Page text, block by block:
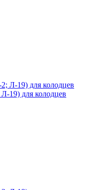
19) для колодцев